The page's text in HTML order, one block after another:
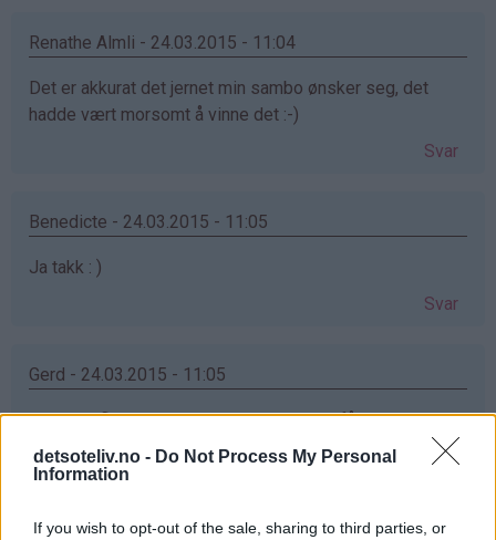
detsoteliv.no - Do Not Process My Personal
Information
If you wish to opt-out of the sale, sharing to third parties, or
Renathe Almli - 24.03.2015 - 11:04
Det er akkurat det jernet min sambo ønsker seg, det
hadde vært morsomt å vinne det :-)
Svar
Benedicte - 24.03.2015 - 11:05
Ja takk : )
Svar
Gerd - 24.03.2015 - 11:05
elsker vafler,men har enda ikke greid og fått meg ett
vaffeljern som er bra ,det jeg har no koker og ikke
steiker ,men ska kjøp nytt og da ska e prøv dette